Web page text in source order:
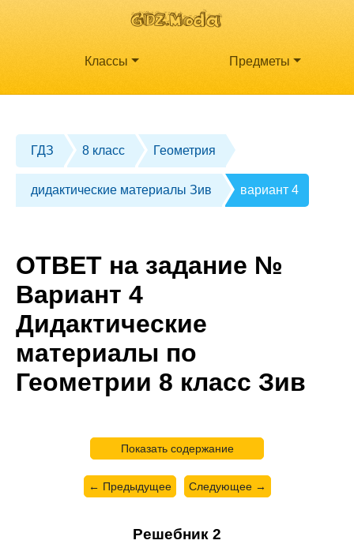
Классы Предметы
ГДЗ 8 класс Геометрия
дидактические материалы Зив вариант 4
ОТВЕТ на задание №
Вариант 4
Дидактические
материалы по
Геометрии 8 класс Зив
Показать содержание
← Предыдущее Следующее →
Решебник 2